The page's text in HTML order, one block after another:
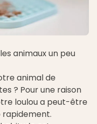
animaux un peu
animal de
? Pour une raison
loulou a peut-être
rapidement.